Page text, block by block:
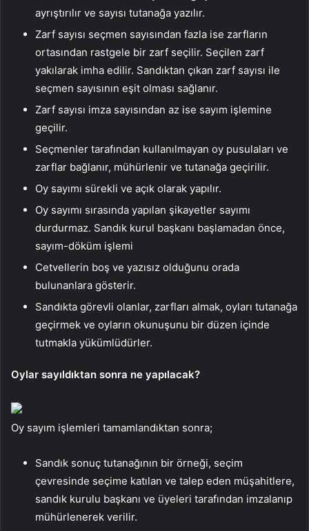
ayrıştırılır ve sayısı tutanağa yazılır.
Zarf sayısı seçmen sayısından fazla ise zarfların
ortasından rastgele bir zarf seçilir. Seçilen zarf
yakılarak imha edilir. Sandıktan çıkan zarf sayısı ile
seçmen sayısının eşit olması sağlanır.
Zarf sayısı imza sayısından az ise sayım işlemine
geçilir.
Seçmenler tarafından kullanılmayan oy pusulaları ve
zarflar bağlanır, mühürlenir ve tutanağa geçirilir.
Oy sayımı sürekli ve açık olarak yapılır.
Oy sayımı sırasında yapılan şikayetler sayımı
durdurmaz. Sandık kurul başkanı başlamadan önce,
sayım-döküm işlemi
Cetvellerin boş ve yazısız olduğunu orada
bulunanlara gösterir.
Sandıkta görevli olanlar, zarfları almak, oyları tutanağa
geçirmek ve oyların okunuşunu bir düzen içinde
tutmakla yükümlüdürler.
Oylar sayıldıktan sonra ne yapılacak?
Oy sayım işlemleri tamamlandıktan sonra;
Sandık sonuç tutanağının bir örneği, seçim
çevresinde seçime katılan ve talep eden müşahitlere,
sandık kurulu başkanı ve üyeleri tarafından imzalanıp
mühürlenerek verilir.